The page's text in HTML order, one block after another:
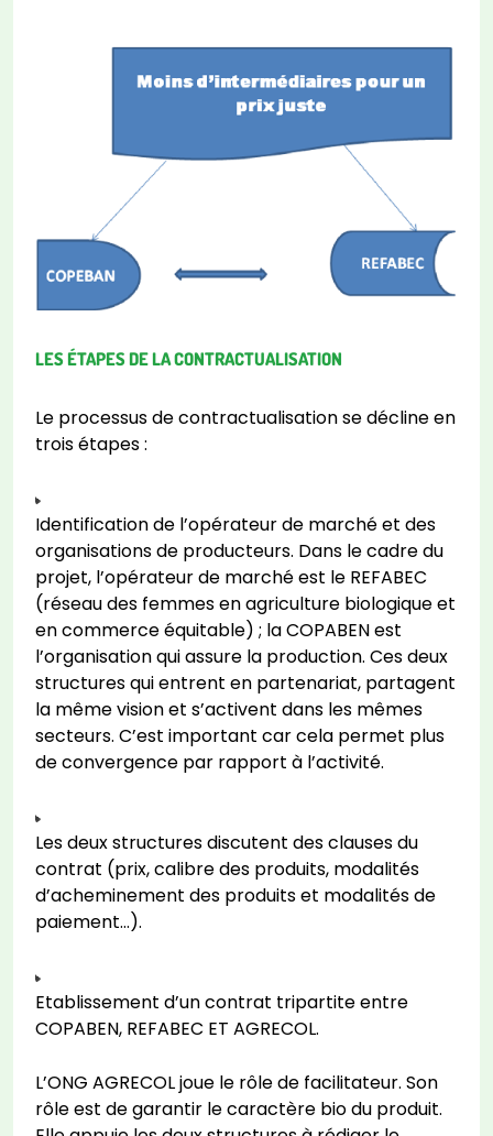
LES ÉTAPES DE LA CONTRACTUALISATION
Le processus de contractualisation se décline en
trois étapes :
Identification de l’opérateur de marché et des
organisations de producteurs. Dans le cadre du
projet, l’opérateur de marché est le REFABEC
(réseau des femmes en agriculture biologique et
en commerce équitable) ; la COPABEN est
l’organisation qui assure la production. Ces deux
structures qui entrent en partenariat, partagent
la même vision et s’activent dans les mêmes
secteurs. C’est important car cela permet plus
de convergence par rapport à l’activité.
Les deux structures discutent des clauses du
contrat (prix, calibre des produits, modalités
d’acheminement des produits et modalités de
paiement…).
Etablissement d’un contrat tripartite entre
COPABEN, REFABEC ET AGRECOL.
L’ONG AGRECOL joue le rôle de facilitateur. Son
rôle est de garantir le caractère bio du produit.